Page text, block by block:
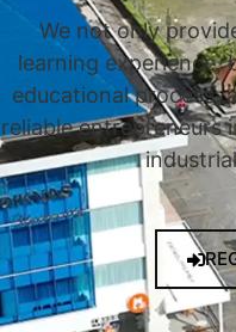
We not only
learning experience,
educational process,
reliable entrepreneurs